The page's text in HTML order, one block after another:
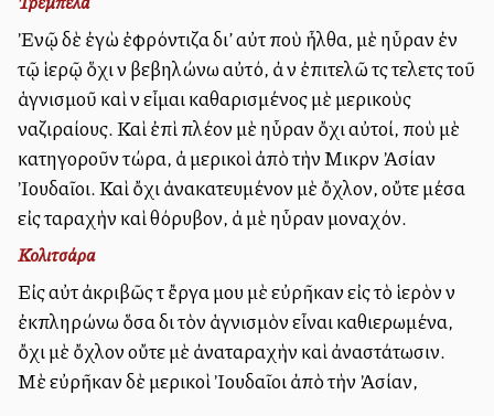
Ἐνῷ δὲ ἐγὼ ἐφρόντιζα δι’ αὐτὰ ποὺ ἦλθα, μὲ ηὗραν ἐν
τῷ ἱερῷ ὅχι νὰ βεβηλώνω αὐτό, ἀλλὰ νὰ ἐπιτελῶ τὰς τελετὰς τοῦ
ἁγνισμοῦ καὶ νὰ εἶμαι καθαρισμένος μὲ μερικοὺς
ναζιραίους. Καὶ ἐπὶ πλέον μὲ ηὗραν ὄχι αὐτοί, ποὺ μὲ
κατηγοροῦν τώρα, ἀλλὰ μερικοὶ ἀπὸ τὴν Μικρὰν Ἀσίαν
Ἰουδαῖοι. Καὶ ὄχι ἀνακατευμένον μὲ ὄχλον, οὔτε μέσα
εἰς ταραχὴν καὶ θόρυβον, ἀλλὰ μὲ ηὗραν μοναχόν.
Κολιτσάρα
Εἰς αὐτὰ ἀκριβῶς τὰ ἔργα μου μὲ εὐρῆκαν εἰς τὸ ἱερὸν νὰ
ἐκπληρώνω ὅσα διὰ τὸν ἁγνισμὸν εἶναι καθιερωμένα,
ὄχι μὲ ὄχλον οὔτε μὲ ἀναταραχὴν καὶ ἀναστάτωσιν.
Μὲ εὐρῆκαν δὲ μερικοὶ Ἰουδαῖοι ἀπὸ τὴν Ἀσίαν,